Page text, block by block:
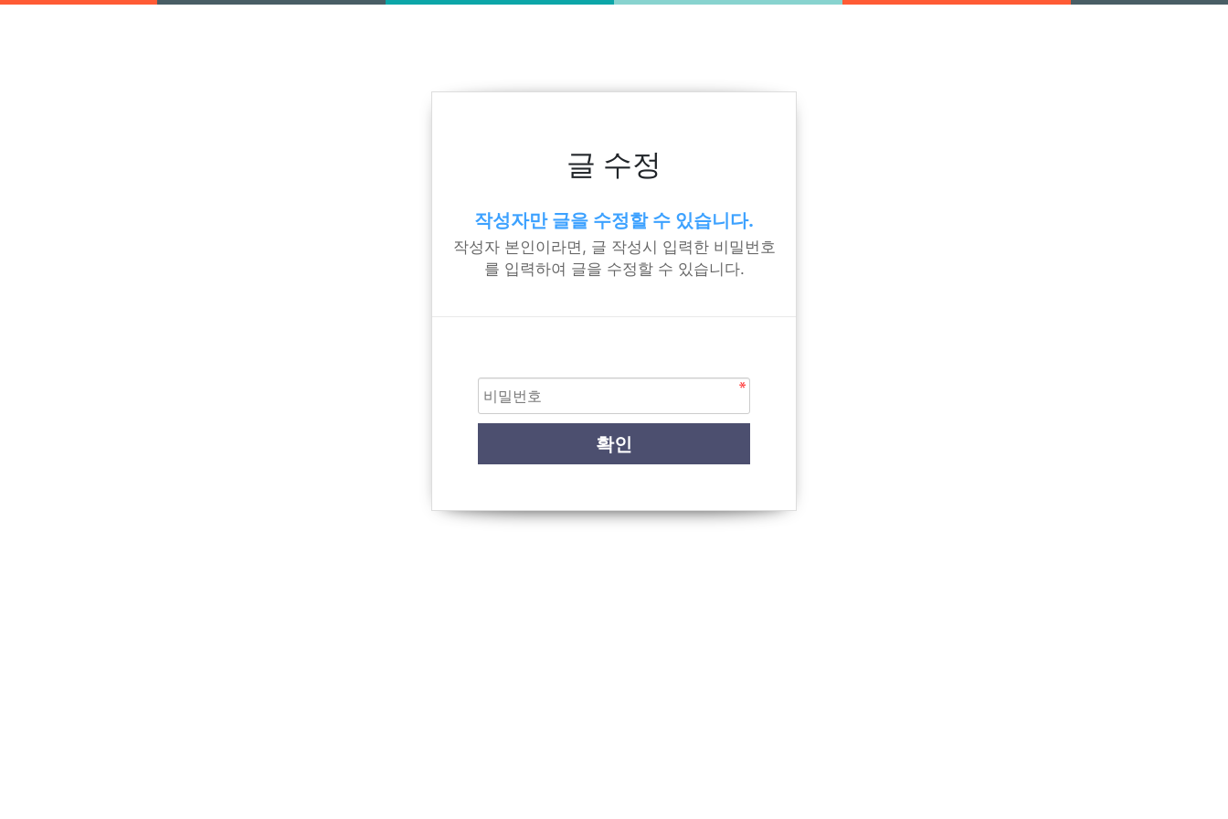
글 수정
작성자만 글을 수정할 수 있습니다.
작성자 본인이라면, 글 작성시 입력한 비밀번호
를 입력하여 글을 수정할 수 있습니다.